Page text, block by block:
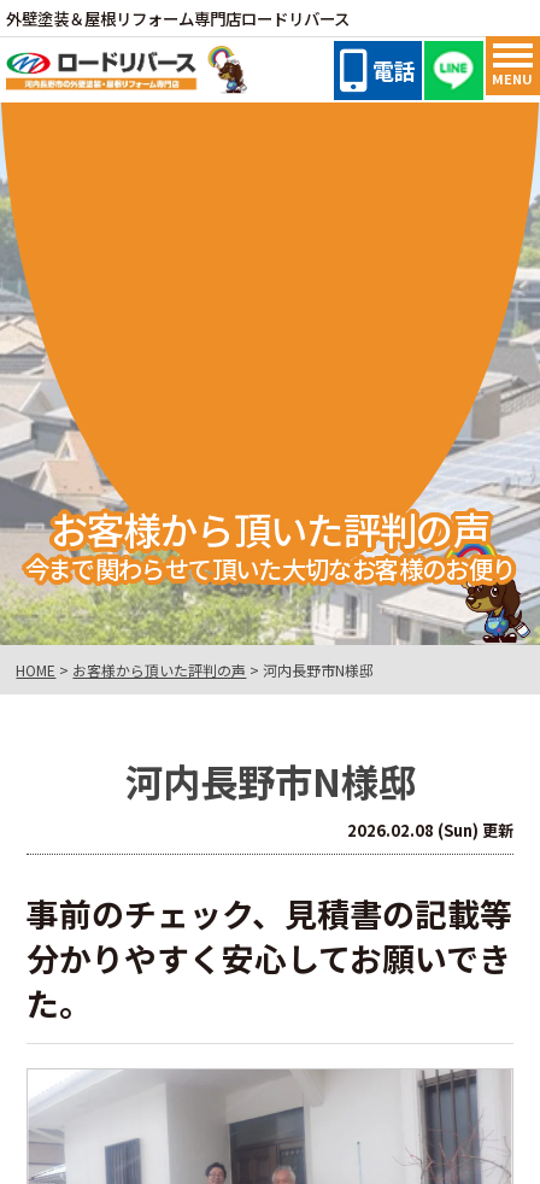
外壁塗装＆屋根リフォーム専門店ロードリバース
電話 MENU
お客様から頂いた評判の声
今まで関わらせて頂いた大切なお客様のお便り
HOME > お客様から頂いた評判の声 >河内長野市N様邸
河内長野市N様邸
2026.02.08 (Sun) 更新
事前のチェック、見積書の記載等
分かりやすく安心してお願いでき
た。